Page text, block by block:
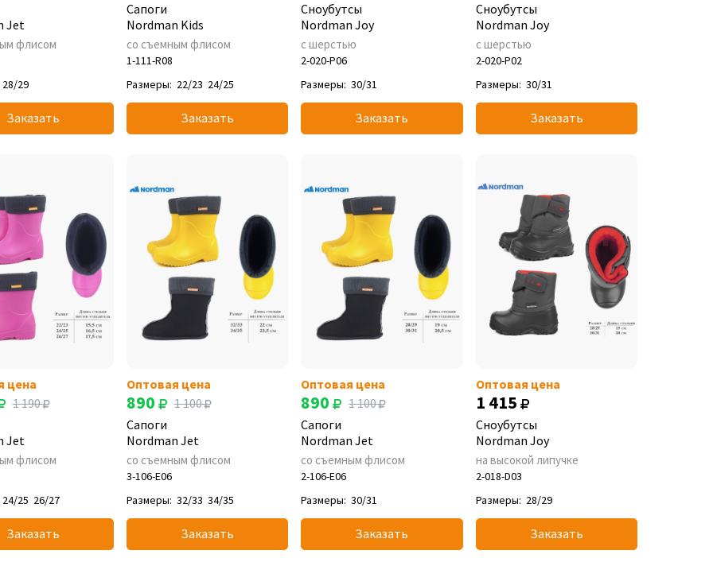
Jet
флисом
28/29
Заказать
Сапоги
Nordman Kids
со съемным флисом
1-111-R08
Размеры: 22/23 24/25
Заказать
Сноубутсы
Nordman Joy
с шерстью
2-020-P06
Размеры: 30/31
Заказать
Сноубутсы
Nordman Joy
с шерстью
2-020-P02
Размеры: 30/31
Заказать
цена
1 190
Jet
флисом
24/25 26/27
Заказать
Оптовая цена
890
1 100
Сапоги
Nordman Jet
со съемным флисом
3-106-E06
Размеры: 32/33 34/35
Заказать
Оптовая цена
890
1 100
Сапоги
Nordman Jet
со съемным флисом
2-106-E06
Размеры: 30/31
Заказать
Оптовая цена
1 415
Сноубутсы
Nordman Joy
на высокой липучке
2-018-D03
Размеры: 28/29
Заказать